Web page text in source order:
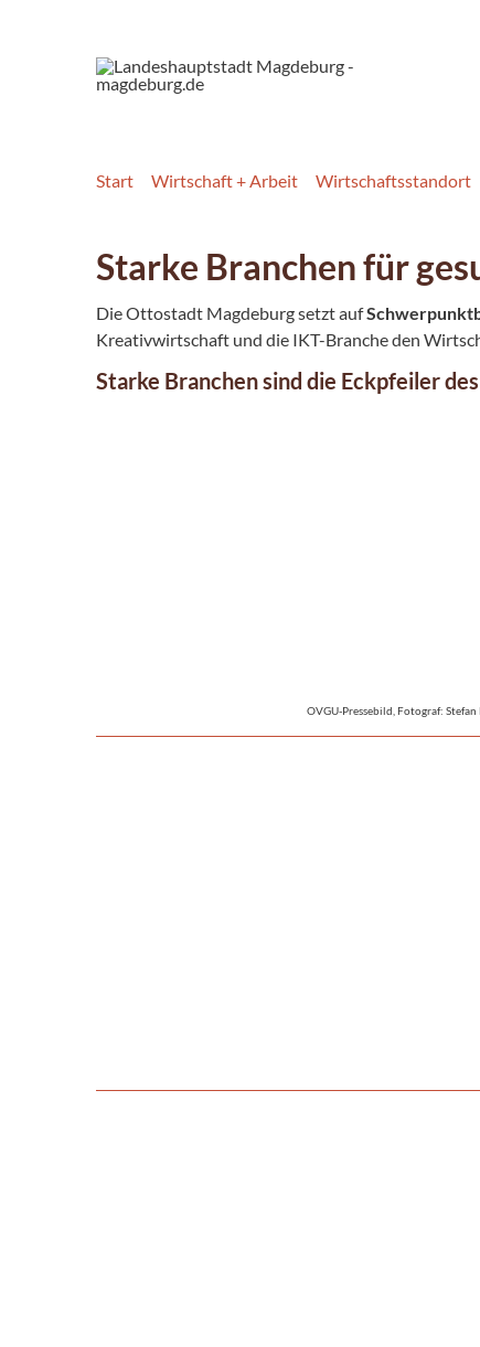
Start Wirtschaft + Arbeit Wirtschaftsstandort
Starke Branchen für
Die Ottostadt Magdeburg setzt auf
Kreativwirtschaft und die IKT-Branche den
Starke Branchen sind die Eckpfeiler
OVGU-Pressebild, Fotograf: Stefan